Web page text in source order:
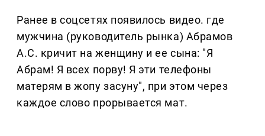
Ранее в соцсетях появилось видео. где
мужчина (руководитель рынка) Абрамов
А.С. кричит на женщину и ее сына: "Я
Абрам! Я всех порву! Я эти телефоны
матерям в жопу засуну", при этом через
каждое слово прорывается мат.